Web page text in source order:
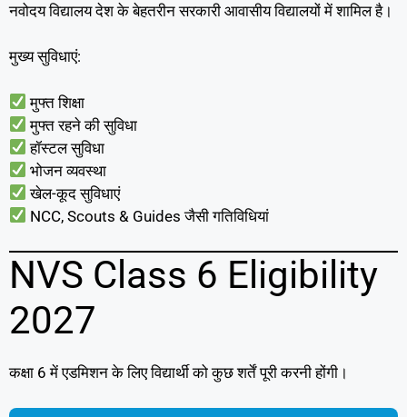
नवोदय विद्यालय देश के बेहतरीन सरकारी आवासीय विद्यालयों में शामिल है।
मुख्य सुविधाएं:
मुफ्त शिक्षा
मुफ्त रहने की सुविधा
हॉस्टल सुविधा
भोजन व्यवस्था
खेल-कूद सुविधाएं
NCC, Scouts & Guides जैसी गतिविधियां
NVS Class 6 Eligibility
2027
कक्षा 6 में एडमिशन के लिए विद्यार्थी को कुछ शर्तें पूरी करनी होंगी।